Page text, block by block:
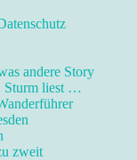
andere Story
Sturm liest …
zweit